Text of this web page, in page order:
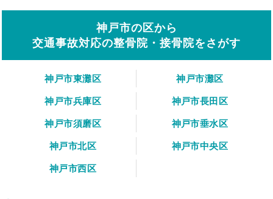
神戸市の区から
交通事故対応の整骨院・接骨院をさがす
神戸市東灘区
神戸市灘区
神戸市兵庫区
神戸市長田区
神戸市須磨区
神戸市垂水区
神戸市北区
神戸市中央区
神戸市西区